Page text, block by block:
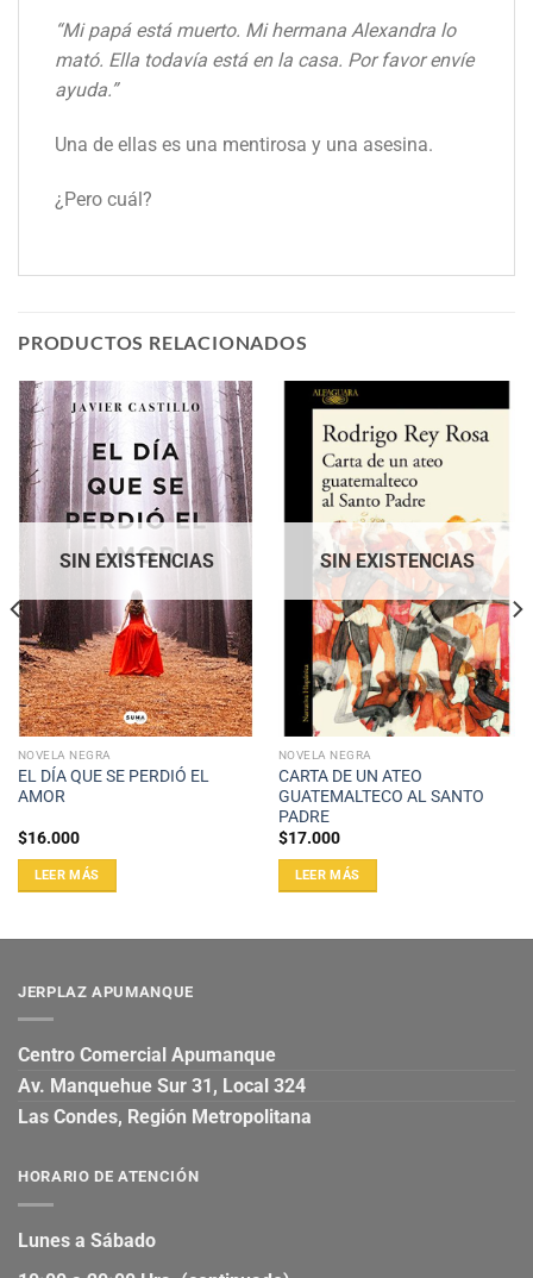
“Mi papá está muerto. Mi hermana Alexandra lo
mató. Ella todavía está en la casa. Por favor envíe
ayuda.”
Una de ellas es una mentirosa y una asesina.
¿Pero cuál?
PRODUCTOS RELACIONADOS
SIN EXISTENCIAS
NOVELA NEGRA
EL DÍA QUE SE PERDIÓ EL
AMOR
$16.000
LEER MÁS
SIN EXISTENCIAS
NOVELA NEGRA
CARTA DE UN ATEO
GUATEMALTECO AL SANTO
PADRE
$17.000
LEER MÁS
JERPLAZ APUMANQUE
Centro Comercial Apumanque
Av. Manquehue Sur 31, Local 324
Las Condes, Región Metropolitana
HORARIO DE ATENCIÓN
Lunes a Sábado